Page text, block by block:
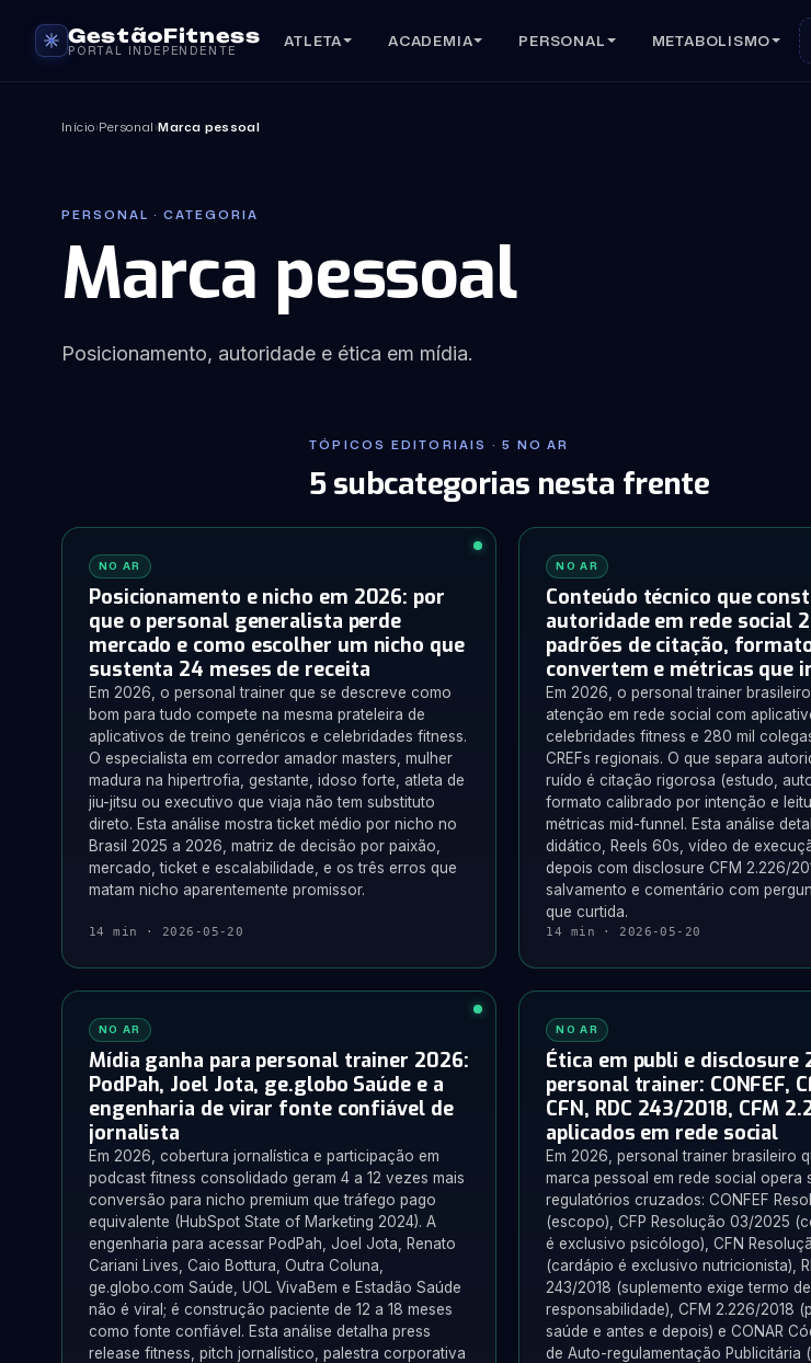
GestãoFitness
PORTAL INDEPENDENTE ATLETA ACADEMIA PERSONAL METABOLISMO
Início›Personal›Marca pessoal
PERSONAL · CATEGORIA
Marca pessoal
Posicionamento, autoridade e ética em mídia.
TÓPICOS EDITORIAIS · 5 NO AR
5 subcategorias nesta frente
NO AR
Posicionamento e nicho em 2026: por
que o personal generalista perde
mercado e como escolher um nicho que
sustenta 24 meses de receita
Em 2026, o personal trainer que se descreve como
bom para tudo compete na mesma prateleira de
aplicativos de treino genéricos e celebridades fitness.
O especialista em corredor amador masters, mulher
madura na hipertrofia, gestante, idoso forte, atleta de
jiu-jitsu ou executivo que viaja não tem substituto
direto. Esta análise mostra ticket médio por nicho no
Brasil 2025 a 2026, matriz de decisão por paixão,
mercado, ticket e escalabilidade, e os três erros que
matam nicho aparentemente promissor.
14 min · 2026-05-20
NO AR
Conteúdo técnico que
autoridade em rede social
padrões de citação,
convertem e métricas que
Em 2026, o personal trainer
atenção em rede social com
celebridades fitness e 280 mil
CREFs regionais. O que separa
ruído é citação rigorosa (estudo,
formato calibrado por intenção e
métricas mid-funnel. Esta análise
didático, Reels 60s, vídeo de
depois com disclosure CFM 2.226/
salvamento e comentário com
que curtida.
14 min · 2026-05-20
NO AR
Mídia ganha para personal trainer 2026:
PodPah, Joel Jota, ge.globo Saúde e a
engenharia de virar fonte confiável de
jornalista
Em 2026, cobertura jornalística e participação em
podcast fitness consolidado geram 4 a 12 vezes mais
conversão para nicho premium que tráfego pago
equivalente (HubSpot State of Marketing 2024). A
engenharia para acessar PodPah, Joel Jota, Renato
Cariani Lives, Caio Bottura, Outra Coluna,
ge.globo.com Saúde, UOL VivaBem e Estadão Saúde
não é viral; é construção paciente de 12 a 18 meses
como fonte confiável. Esta análise detalha press
release fitness, pitch jornalístico, palestra corporativa
NO AR
Ética em publi e disclosure
personal trainer: CONFEF,
CFN, RDC 243/2018, CFM
aplicados em rede social
Em 2026, personal trainer brasileiro
marca pessoal em rede social opera
regulatórios cruzados: CONFEF
(escopo), CFP Resolução 03/2025
é exclusivo psicólogo), CFN
(cardápio é exclusivo nutricionista),
243/2018 (suplemento exige termo de
responsabilidade), CFM 2.226/2018
saúde e antes e depois) e CONAR
de Auto-regulamentação Publicitária